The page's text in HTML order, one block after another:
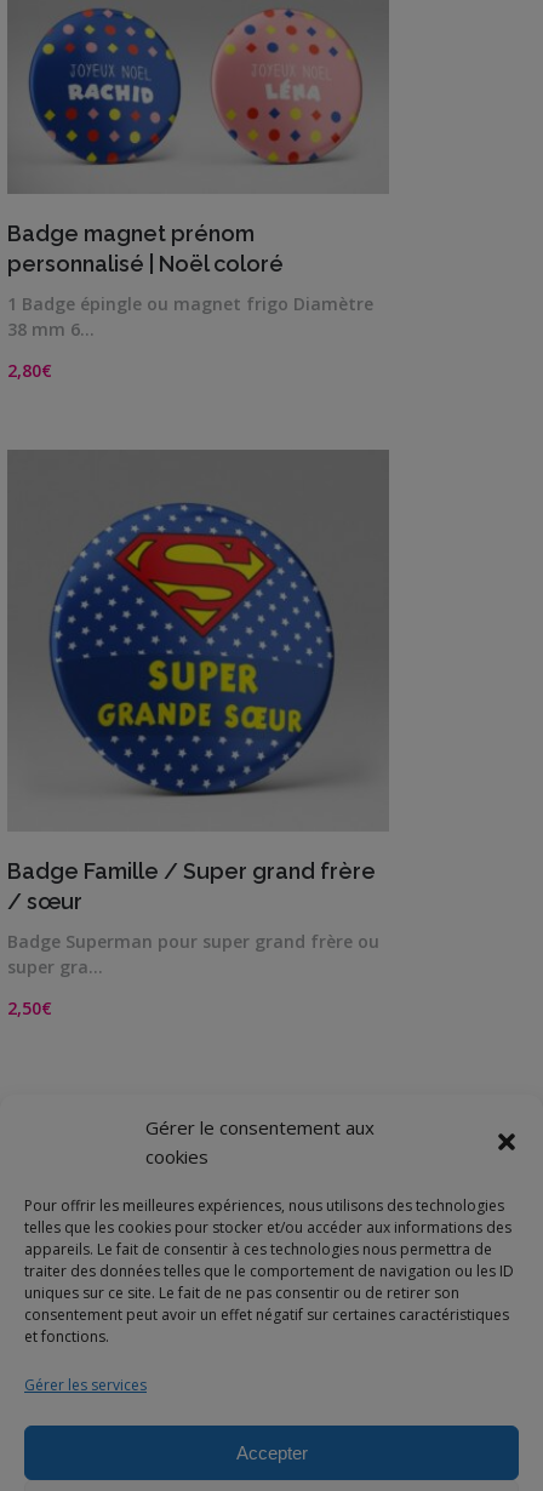
Gérer le consentement aux
cookies
Pour offrir les meilleures expériences, nous utilisons des technologies
telles que les cookies pour stocker et/ou accéder aux informations des
appareils. Le fait de consentir à ces technologies nous permettra de
traiter des données telles que le comportement de navigation ou les ID
uniques sur ce site. Le fait de ne pas consentir ou de retirer son
consentement peut avoir un effet négatif sur certaines caractéristiques
et fonctions.
Gérer les services
Accepter
Badge magnet prénom
personnalisé | Noël coloré
1 Badge épingle ou magnet frigo Diamètre
38 mm 6…
2,80€
Badge Famille / Super grand frère
/ sœur
Badge Superman pour super grand frère ou
super gra…
2,50€
4
→
© 2025 Bulles de neige - Marque déposée -Tous droits réservés